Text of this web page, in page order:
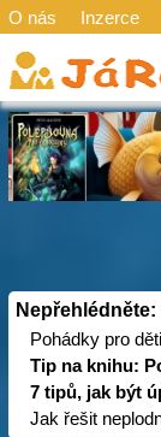
O nás Inzerce
Nepřehlédněte:
Pohádky pro děti
Tip na knihu:
7 tipů, jak být
Jak řešit